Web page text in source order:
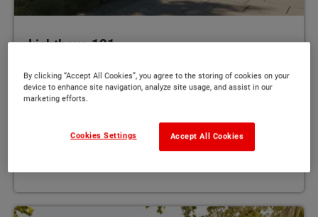
Lichthaus 121
Großzügiges und helles Haus – So macht
Wohnen Spaß
By clicking “Accept All Cookies”, you agree to the storing of cookies on your
device to enhance site navigation, analyze site usage, and assist in our
marketing efforts.
Accept All Cookies
Cookies Settings